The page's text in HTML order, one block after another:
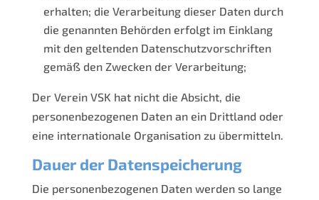
erhalten; die Verarbeitung dieser Daten durch
die genannten Behörden erfolgt im Einklang
mit den geltenden Datenschutzvorschriften
gemäß den Zwecken der Verarbeitung;
Der Verein VSK hat nicht die Absicht, die
personenbezogenen Daten an ein Drittland oder
eine internationale Organisation zu übermitteln.
Dauer der Datenspeicherung
Die personenbezogenen Daten werden so lange